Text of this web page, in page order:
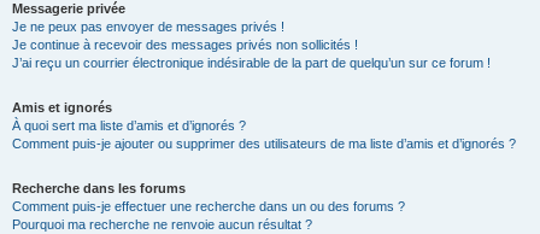
Messagerie privée
Je ne peux pas envoyer de messages privés !
Je continue à recevoir des messages privés non sollicités !
J’ai reçu un courrier électronique indésirable de la part de quelqu’un sur ce forum !
Amis et ignorés
À quoi sert ma liste d’amis et d’ignorés ?
Comment puis-je ajouter ou supprimer des utilisateurs de ma liste d’amis et d’ignorés ?
Recherche dans les forums
Comment puis-je effectuer une recherche dans un ou des forums ?
Pourquoi ma recherche ne renvoie aucun résultat ?